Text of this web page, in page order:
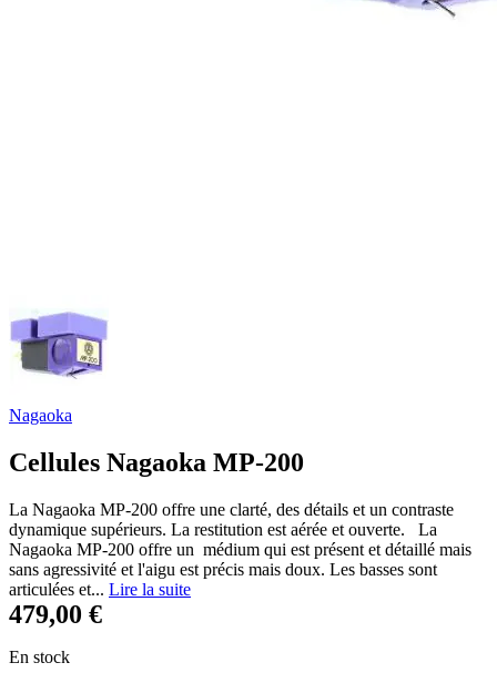
Nagaoka
Cellules Nagaoka MP-200
La Nagaoka MP-200 offre une clarté, des détails et un contraste
dynamique supérieurs. La restitution est aérée et ouverte. La
Nagaoka MP-200 offre un médium qui est présent et détaillé mais
sans agressivité et l'aigu est précis mais doux. Les basses sont
articulées et... Lire la suite
479,00 €
En stock